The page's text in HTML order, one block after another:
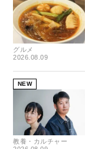
グルメ
2026.08.09
NEW
教養・カルチャー